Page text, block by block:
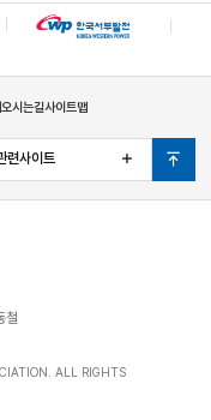
오시는길사이트맵
련사이트
맨
위
로
철
ALL RIGHTS